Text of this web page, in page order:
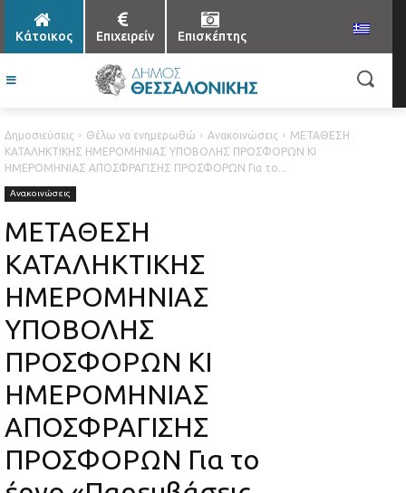
Κάτοικος Επιχειρείν Επισκέπτης
Δημοσιεύσεις Θέλω να ενημερωθώ Ανακοινώσεις
ΜΕΤΑΘΕΣΗ
ΚΑΤΑΛΗΚΤΙΚΗΣ ΗΜΕΡΟΜΗΝΙΑΣ ΥΠΟΒΟΛΗΣ ΠΡΟΣΦΟΡΩΝ ΚΙ
ΗΜΕΡΟΜΗΝΙΑΣ ΑΠΟΣΦΡΑΓΙΣΗΣ ΠΡΟΣΦΟΡΩΝ Για το...
Ανακοινώσεις
ΜΕΤΑΘΕΣΗ
ΚΑΤΑΛΗΚΤΙΚΗΣ
ΗΜΕΡΟΜΗΝΙΑΣ
ΥΠΟΒΟΛΗΣ
ΠΡΟΣΦΟΡΩΝ ΚΙ
ΗΜΕΡΟΜΗΝΙΑΣ
ΑΠΟΣΦΡΑΓΙΣΗΣ
ΠΡΟΣΦΟΡΩΝ Για το